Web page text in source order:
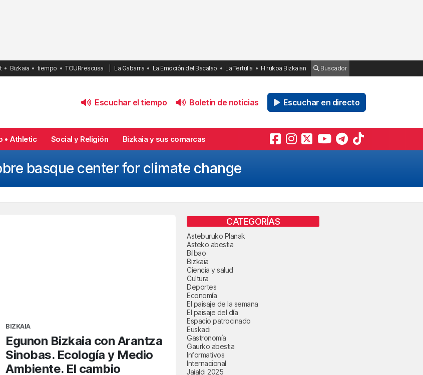
Bizkaia tiempo TOURrescusa La Gabarra La Emoción del Bacalao La Tertulia Hirukoa Bizkaian Buscador
Escuchar el tiempo Boletín de noticias Escuchar en directo
• Athletic Social y Religión Bizkaia y sus comarcas
basque center for climate change
BIZKAIA
Egunon Bizkaia con Arantza
Sinobas. Ecología y Medio
Ambiente. El cambio
CATEGORÍAS
Asteburuko Planak
Asteko abestia
Bilbao
Bizkaia
Ciencia y salud
Cultura
Deportes
Economía
El paisaje de la semana
El paisaje del día
Espacio patrocinado
Euskadi
Gastronomía
Gaurko abestia
Informativos
Internacional
Jaialdi 2025